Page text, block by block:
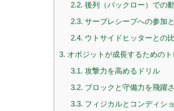
2.2. 後列（バックロー）での
2.3. サーブレシーブへの参加
2.4. ウトサイドヒッターとの
3. オポジットが成長するための
3.1. 攻撃力を高めるドリル
3.2. ブロックと守備力を飛躍
3.3. フィジカルとコンディシ